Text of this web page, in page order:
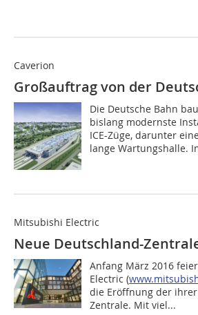
Caverion
Großauftrag von der
Die Deutsche Bahn
bislang modernste
ICE-Züge, darunter
lange Wartungshalle.
Mitsubishi Electric
Neue Deutschland-
Anfang März 2016
Electric (
die Eröffnung der
Zentrale. Mit viel...